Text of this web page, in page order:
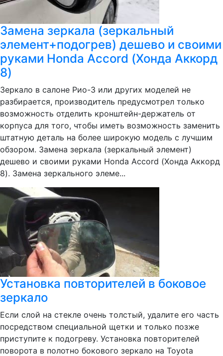
Замена зеркала (зеркальный
элемент+подогрев) дешево и своими
руками Honda Accord (Хонда Аккорд
8)
Зеркало в салоне Рио-3 или других моделей не
разбирается, производитель предусмотрел только
возможность отделить кронштейн-держатель от
корпуса для того, чтобы иметь возможность заменить
штатную деталь на более широкую модель с лучшим
обзором. Замена зеркала (зеркальный элемент)
дешево и своими руками Honda Accord (Хонда Аккорд
8). Замена зеркального элеме...
Установка повторителей в боковое
зеркало
Если слой на стекле очень толстый, удалите его часть
посредством специальной щетки и только позже
приступите к подогреву. Установка повторителей
поворота в полотно бокового зеркало на Toyota